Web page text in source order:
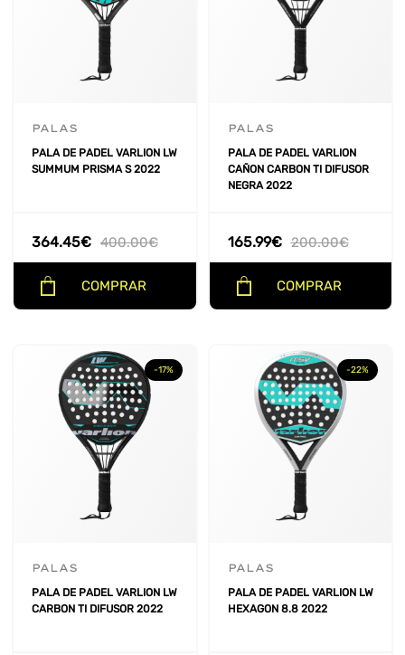
PALAS
PALA DE PADEL VARLION LW
SUMMUM PRISMA S 2022
400.00€
364.45€
COMPRAR
PALAS
PALA DE PADEL VARLION
CAÑON CARBON TI DIFUSOR
NEGRA 2022
200.00€
165.99€
COMPRAR
-17%
PALAS
PALA DE PADEL VARLION LW
CARBON TI DIFUSOR 2022
-22%
PALAS
PALA DE PADEL VARLION LW
HEXAGON 8.8 2022